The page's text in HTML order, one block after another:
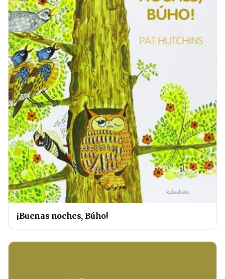
¡Buenas noches, Búho!